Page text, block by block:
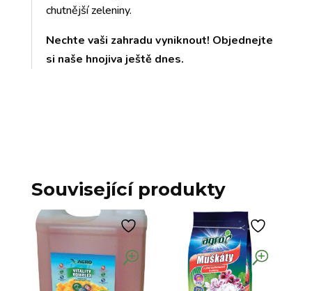
chutnější zeleniny.
Nechte vaši zahradu vyniknout! Objednejte
si naše hnojiva ještě dnes.
Související produkty